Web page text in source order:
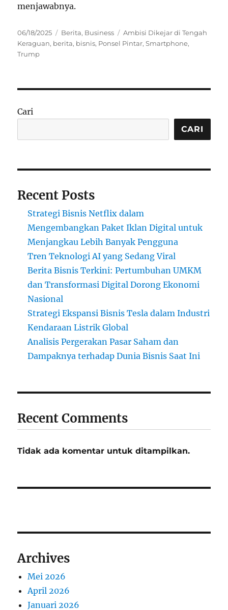
menjawabnya.
Posted
on
06/18/2025 Categories
Berita, Business Tags
Ambisi Dikejar di Tengah
Keraguan, berita, bisnis, Ponsel Pintar,Smartphone,
Trump
Cari
CARI
Recent Posts
Strategi Bisnis Netflix dalam
Mengembangkan Paket Iklan Digital untuk
Menjangkau Lebih Banyak Pengguna
Tren Teknologi AI yang Sedang Viral
Berita Bisnis Terkini: Pertumbuhan UMKM
dan Transformasi Digital Dorong Ekonomi
Nasional
Strategi Ekspansi Bisnis Tesla dalam Industri
Kendaraan Listrik Global
Analisis Pergerakan Pasar Saham dan
Dampaknya terhadap Dunia Bisnis Saat Ini
Recent Comments
Tidak ada komentar untuk ditampilkan.
Archives
Mei 2026
April 2026
Januari 2026